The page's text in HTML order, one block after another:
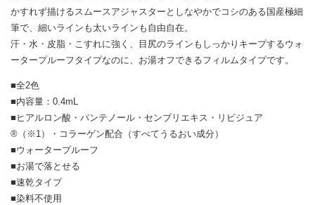
かすれず描けるスムースアジャスターとしなやかでコシのある国産極細
筆で、細いラインも太いラインも自由自在。
汗・水・皮脂・こすれに強く、目尻のラインもしっかりキープするウォ
ータープルーフタイプなのに、お湯オフできるフィルムタイプです。
■全2色
■内容量：0.4mL
■ヒアルロン酸・パンテノール・センブリエキス・リピジュア
®（※1）・コラーゲン配合（すべてうるおい成分）
■ウォータープルーフ
■お湯で落とせる
■速乾タイプ
■染料不使用